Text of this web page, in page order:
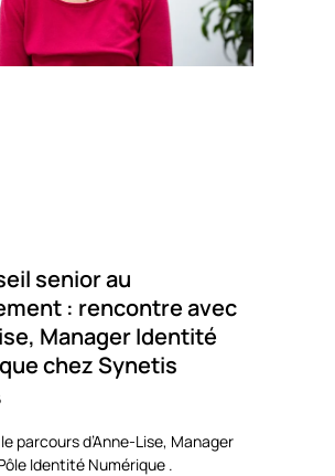
senior au
: rencontre avec
Manager Identité
chez Synetis
parcours d’Anne-Lise, Manager
Identité Numérique .